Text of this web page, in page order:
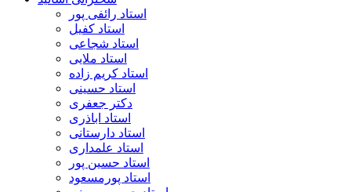
استاد رائفی پور
استاد کفیل
استاد شجاعی
استاد ملایی
استاد کریم زاده
استاد حسینی
دکتر جعفری
استاد اباذری
استاد دارستانی
استاد علمداری
استاد حسین پور
استاد پورمسعود